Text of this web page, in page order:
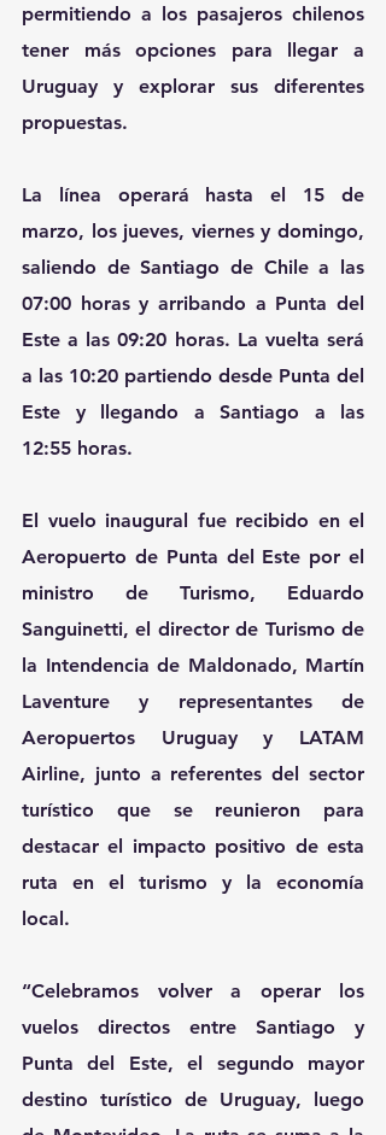
permitiendo a los pasajeros chilenos
tener más opciones para llegar a
Uruguay y explorar sus diferentes
propuestas.
La línea operará hasta el 15 de
marzo, los jueves, viernes y domingo,
saliendo de Santiago de Chile a las
07:00 horas y arribando a Punta del
Este a las 09:20 horas. La vuelta será
a las 10:20 partiendo desde Punta del
Este y llegando a Santiago a las
12:55 horas.
El vuelo inaugural fue recibido en el
Aeropuerto de Punta del Este por el
ministro de Turismo, Eduardo
Sanguinetti, el director de Turismo de
la Intendencia de Maldonado, Martín
Laventure y representantes de
Aeropuertos Uruguay y LATAM
Airline, junto a referentes del sector
turístico que se reunieron para
destacar el impacto positivo de esta
ruta en el turismo y la economía
local.
“Celebramos volver a operar los
vuelos directos entre Santiago y
Punta del Este, el segundo mayor
destino turístico de Uruguay, luego